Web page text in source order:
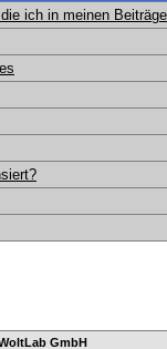
ich in meinen
GmbH